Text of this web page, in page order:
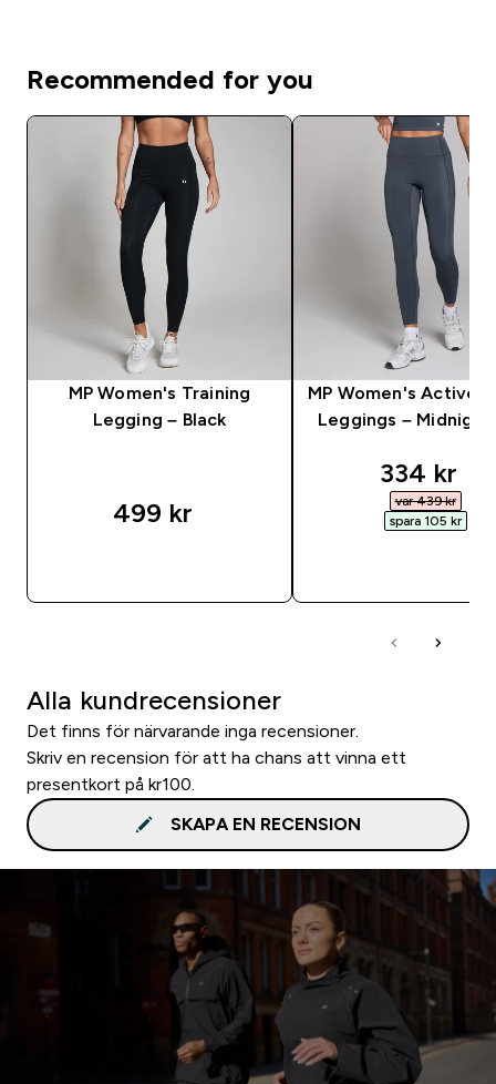
Recommended for you
MP Women's Training
Legging – Black
499 kr‎
MP Women's Active
Leggings – Midnight
334 kr‎
var 439 kr‎
spara 105 kr‎
Alla kundrecensioner
Det finns för närvarande inga recensioner.
Skriv en recension för att ha chans att vinna ett
presentkort på kr100.
SKAPA EN RECENSION